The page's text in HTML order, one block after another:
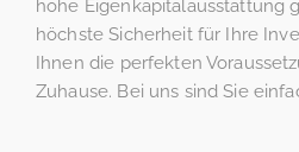
hohe Eigenkapitalausstattung
höchste Sicherheit für Ihre
Ihnen die perfekten
Zuhause. Bei uns sind Sie